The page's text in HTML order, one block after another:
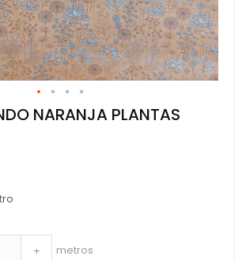
NARANJA PLANTAS
+ metros